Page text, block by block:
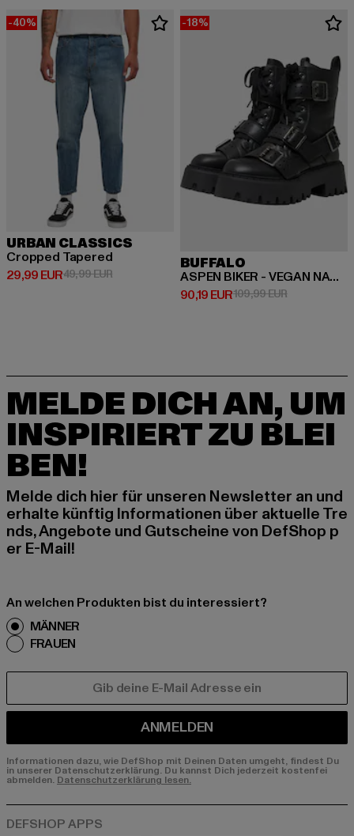
-40%
URBAN CLASSICS
Cropped Tapered
29,99 EUR
Derzeitiger Preis: 29,99 EUR
49,99 EURAktionspreis: 49,99 EUR
-18%
BUFFALO
ASPEN BIKER - VEGAN NAPPA
90,19 EUR
Derzeitiger Preis: 90,19 EUR
109,99 EURAktionspreis:
MELDE DICH AN, UM
INSPIRIERT ZU BLEI
BEN!
Melde dich hier für unseren Newsletter an und
erhalte künftig Informationen über aktuelle Tre
nds, Angebote und Gutscheine von DefShop p
er E-Mail!
An welchen Produkten bist du interessiert?
MÄNNER
FRAUEN
ANMELDEN
Informationen dazu, wie DefShop mit Deinen Daten umgeht, findest Du
in unserer Datenschutzerklärung. Du kannst Dich jederzeit kostenfei
abmelden. Datenschutzerklärung lesen.